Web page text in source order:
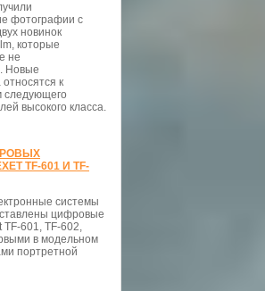
фотографии с
новинок
которые
не
Новые
к
следующего
высокого класса.
TF-601 И TF-
системы
цифровые
601, TF-602,
в модельном
портретной